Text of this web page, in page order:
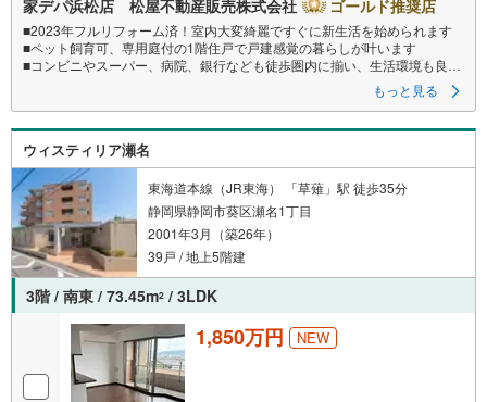
家デパ浜松店 松屋不動産販売株式会社 ゴールド推奨店
■2023年フルリフォーム済！室内大変綺麗ですぐに新生活を始められます
■ペット飼育可、専用庭付の1階住戸で戸建感覚の暮らしが叶います
■コンビニやスーパー、病院、銀行なども徒歩圏内に揃い、生活環境も良好
●松屋不動産販売株式会社 家デパのつよみ●
・浜松市中央区に特化し浜名区まで幅広い物件を取り扱っています！
浜松市の物件ならおまかせください。
新築戸建、中古戸建、中古マンション、土地をお客様のご希望に合わせて
ご提案いたします！
・中古物件のリフォーム実績多数！
中古物件をご購入の際、約70％という多くの方々がリフォームを行ってい
ます。
新築購入より低コストで、新築同様の快適なお住まいを実現できます。
・キッズスペース用意しております。ぜひご家族そろってご来場くださ
い。
もっと見る
ウィスティリア瀬名
東海道本線（JR東海） 「草薙」駅 徒歩35分
静岡県静岡市葵区瀬名1丁目
2001年3月（築26年）
39戸 / 地上5階建
3階 / 南東 / 73.45m2 / 3LDK
1,850万円 NEW